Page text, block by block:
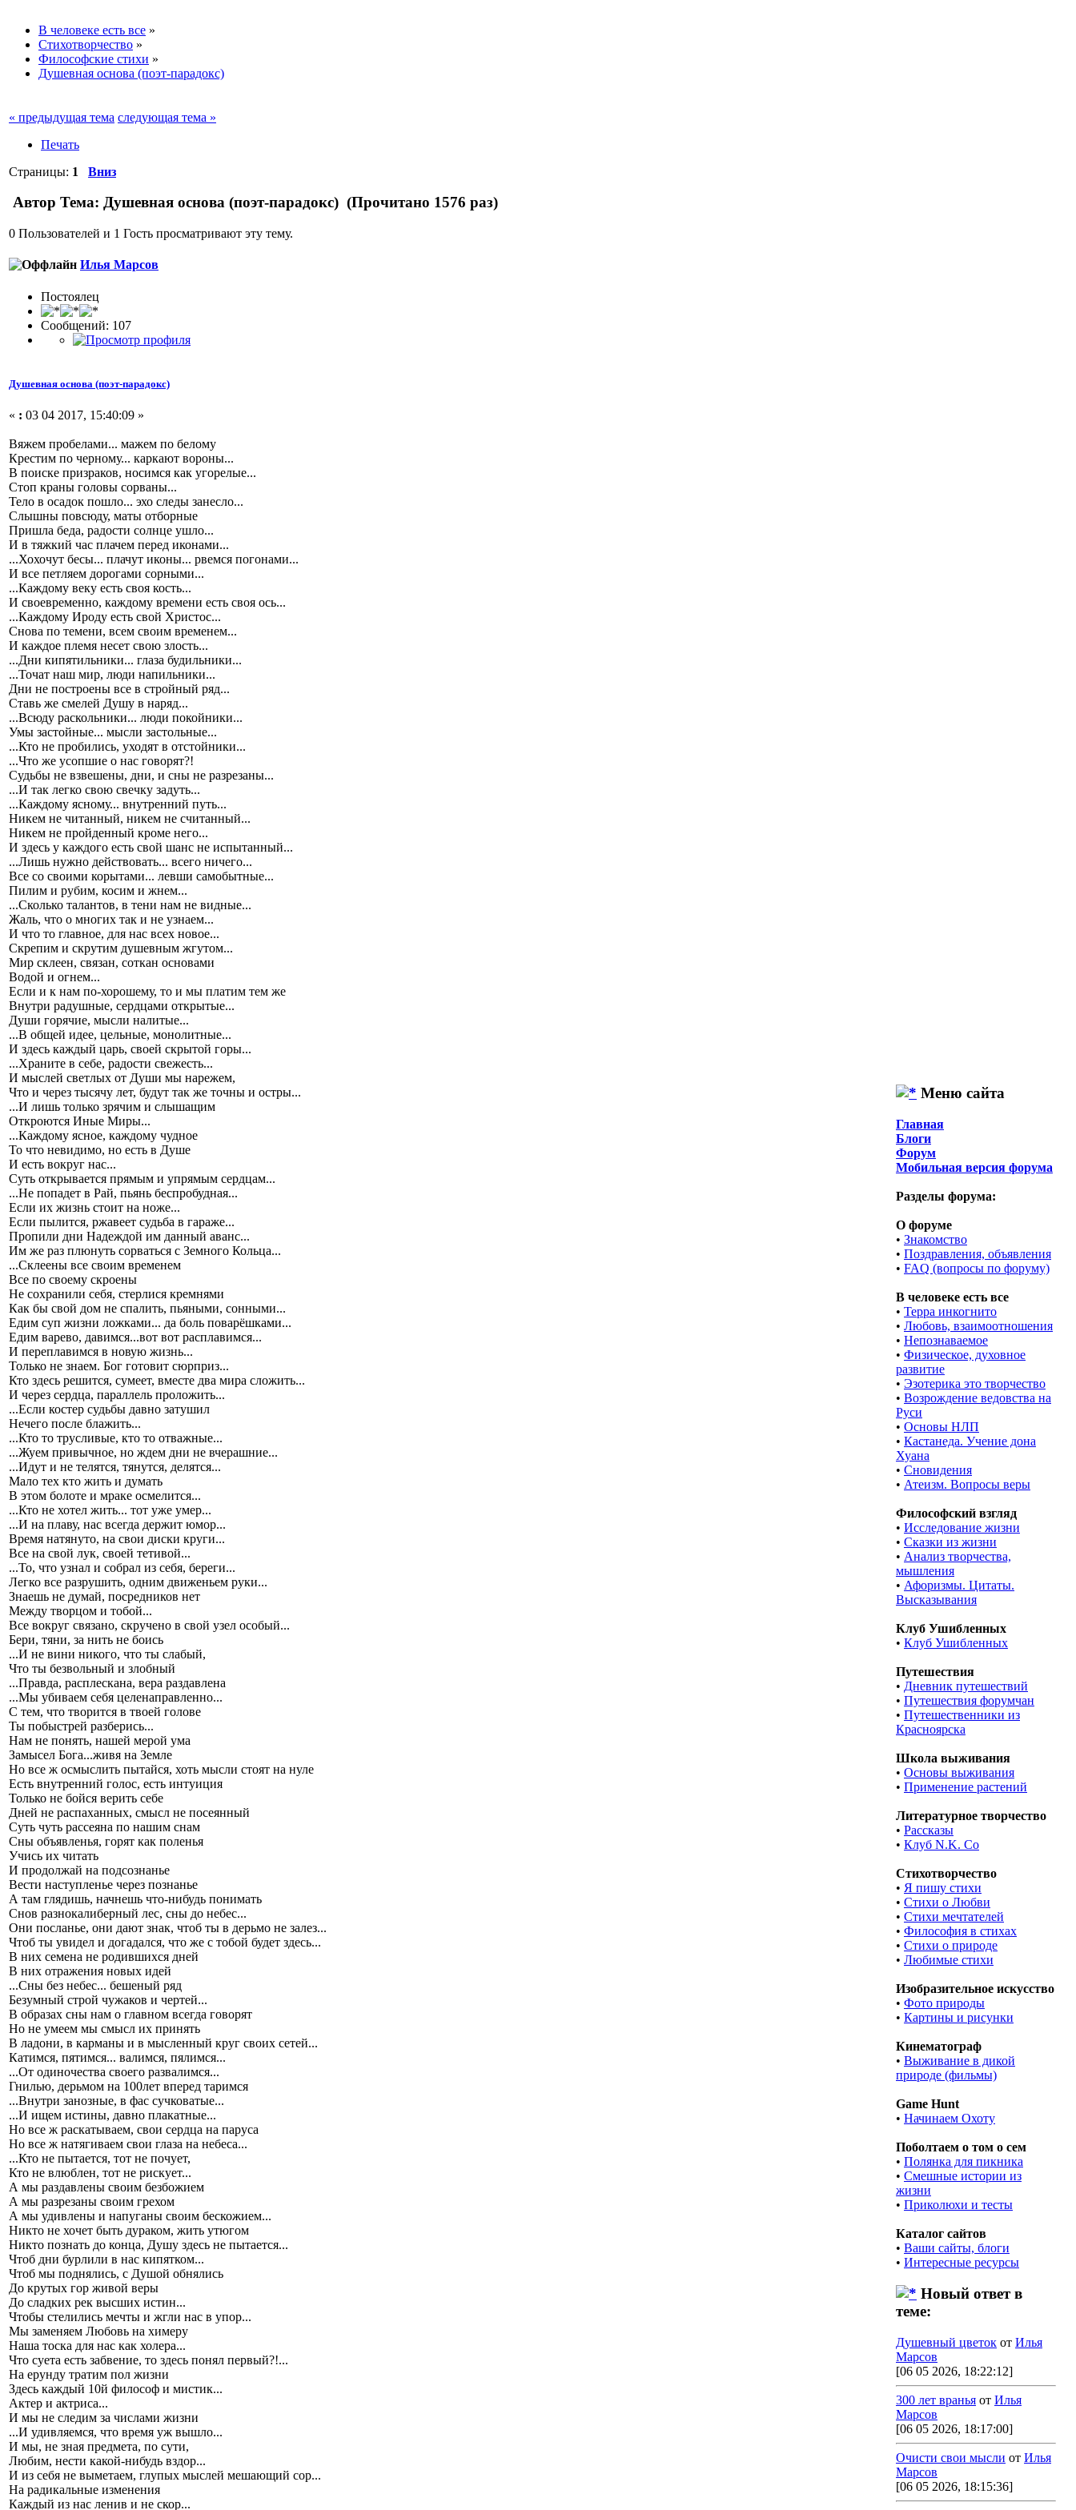
В человеке есть все »
Стихотворчество »
Философские стихи »
Душевная основа (поэт-парадокс)
« предыдущая тема следующая тема »
Печать
Страницы: 1 Вниз
Автор Тема: Душевная основа (поэт-парадокс) (Прочитано 1576 раз)
0 Пользователей и 1 Гость просматривают эту тему.
Илья Марсов
Постоялец
Сообщений: 107
Душевная основа (поэт-парадокс)
« : 03 04 2017, 15:40:09 »
Вяжем пробелами... мажем по белому
Крестим по черному... каркают вороны...
В поиске призраков, носимся как угорелые...
Стоп краны головы сорваны...
Тело в осадок пошло... эхо следы занесло...
Слышны повсюду, маты отборные
Пришла беда, радости солнце ушло...
И в тяжкий час плачем перед иконами...
...Хохочут бесы... плачут иконы... рвемся погонами...
И все петляем дорогами сорными...
...Каждому веку есть своя кость...
И своевременно, каждому времени есть своя ось...
...Каждому Ироду есть свой Христос...
Снова по темени, всем своим временем...
И каждое племя несет свою злость...
...Дни кипятильники... глаза будильники...
...Точат наш мир, люди напильники...
Дни не построены все в стройный ряд...
Ставь же смелей Душу в наряд...
...Всюду раскольники... люди покойники...
Умы застойные... мысли застольные...
...Кто не пробились, уходят в отстойники...
...Что же усопшие о нас говорят?!
Судьбы не взвешены, дни, и сны не разрезаны...
...И так легко свою свечку задуть...
...Каждому ясному... внутренний путь...
Никем не читанный, никем не считанный...
Никем не пройденный кроме него...
И здесь у каждого есть свой шанс не испытанный...
...Лишь нужно действовать... всего ничего...
Все со своими корытами... левши самобытные...
Пилим и рубим, косим и жнем...
...Сколько талантов, в тени нам не видные...
Жаль, что о многих так и не узнаем...
И что то главное, для нас всех новое...
Скрепим и скрутим душевным жгутом...
Мир склеен, связан, соткан основами
Водой и огнем...
Если и к нам по-хорошему, то и мы платим тем же
Внутри радушные, сердцами открытые...
Души горячие, мысли налитые...
...В общей идее, цельные, монолитные...
И здесь каждый царь, своей скрытой горы...
...Храните в себе, радости свежесть...
И мыслей светлых от Души мы нарежем,
Что и через тысячу лет, будут так же точны и остры...
...И лишь только зрячим и слышащим
Откроются Иные Миры...
...Каждому ясное, каждому чудное
То что невидимо, но есть в Душе
И есть вокруг нас...
Суть открывается прямым и упрямым сердцам...
...Не попадет в Рай, пьянь беспробудная...
Если их жизнь стоит на ноже...
Если пылится, ржавеет судьба в гараже...
Пропили дни Надеждой им данный аванс...
Им же раз плюнуть сорваться с Земного Кольца...
...Склеены все своим временем
Все по своему скроены
Не сохранили себя, стерлися кремнями
Как бы свой дом не спалить, пьяными, сонными...
Едим суп жизни ложками... да боль поварёшками...
Едим варево, давимся...вот вот расплавимся...
И переплавимся в новую жизнь...
Только не знаем. Бог готовит сюрприз...
Кто здесь решится, сумеет, вместе два мира сложить...
И через сердца, параллель проложить...
...Если костер судьбы давно затушил
Нечего после блажить...
...Кто то трусливые, кто то отважные...
...Жуем привычное, но ждем дни не вчерашние...
...Идут и не телятся, тянутся, делятся...
Мало тех кто жить и думать
В этом болоте и мраке осмелится...
...Кто не хотел жить... тот уже умер...
...И на плаву, нас всегда держит юмор...
Время натянуто, на свои диски круги...
Все на свой лук, своей тетивой...
...То, что узнал и собрал из себя, береги...
Легко все разрушить, одним движеньем руки...
Знаешь не думай, посредников нет
Между творцом и тобой...
Все вокруг связано, скручено в свой узел особый...
Бери, тяни, за нить не боись
...И не вини никого, что ты слабый,
Что ты безвольный и злобный
...Правда, расплескана, вера раздавлена
...Мы убиваем себя целенаправленно...
С тем, что творится в твоей голове
Ты побыстрей разберись...
Нам не понять, нашей мерой ума
Замысел Бога...живя на Земле
Но все ж осмыслить пытайся, хоть мысли стоят на нуле
Есть внутренний голос, есть интуиция
Только не бойся верить себе
Дней не распаханных, смысл не посеянный
Суть чуть рассеяна по нашим снам
Сны объявленья, горят как поленья
Учись их читать
И продолжай на подсознанье
Вести наступленье через познанье
А там глядишь, начнешь что-нибудь понимать
Снов разнокалиберный лес, сны до небес...
Они посланье, они дают знак, чтоб ты в дерьмо не залез...
Чтоб ты увидел и догадался, что же с тобой будет здесь...
В них семена не родившихся дней
В них отражения новых идей
...Сны без небес... бешеный ряд
Безумный строй чужаков и чертей...
В образах сны нам о главном всегда говорят
Но не умеем мы смысл их принять
В ладони, в карманы и в мысленный круг своих сетей...
Катимся, пятимся... валимся, пялимся...
...От одиночества своего развалимся...
Гнилью, дерьмом на 100лет вперед таримся
...Внутри занозные, в фас сучковатые...
...И ищем истины, давно плакатные...
Но все ж раскатываем, свои сердца на паруса
Но все ж натягиваем свои глаза на небеса...
...Кто не пытается, тот не почует,
Кто не влюблен, тот не рискует...
А мы раздавлены своим безбожием
А мы разрезаны своим грехом
А мы удивлены и напуганы своим бескожием...
Никто не хочет быть дураком, жить утюгом
Никто познать до конца, Душу здесь не пытается...
Чтоб дни бурлили в нас кипятком...
Чтоб мы поднялись, с Душой обнялись
До крутых гор живой веры
До сладких рек высших истин...
Чтобы стелились мечты и жгли нас в упор...
Мы заменяем Любовь на химеру
Наша тоска для нас как холера...
Что суета есть забвение, то здесь понял первый?!...
На ерунду тратим пол жизни
Здесь каждый 10й философ и мистик...
Актер и актриса...
И мы не следим за числами жизни
...И удивляемся, что время уж вышло...
И мы, не зная предмета, по сути,
Любим, нести какой-нибудь вздор...
И из себя не выметаем, глупых мыслей мешающий сор...
На радикальные изменения
Каждый из нас ленив и не скор...
Меню сайта
Главная
Блоги
Форум
Мобильная версия форума
Разделы форума:
О форуме
• Знакомство
• Поздравления, объявления
• FAQ (вопросы по форуму)
В человеке есть все
• Терра инкогнито
• Любовь, взаимоотношения
• Непознаваемое
• Физическое, духовное
развитие
• Эзотерика это творчество
• Возрождение ведовства на
Руси
• Основы НЛП
• Кастанеда. Учение дона
Хуана
• Сновидения
• Атеизм. Вопросы веры
Философский взгляд
• Исследование жизни
• Сказки из жизни
• Анализ творчества,
мышления
• Афоризмы. Цитаты.
Высказывания
Клуб Ушибленных
• Клуб Ушибленных
Путешествия
• Дневник путешествий
• Путешествия форумчан
• Путешественники из
Красноярска
Школа выживания
• Основы выживания
• Применение растений
Литературное творчество
• Рассказы
• Клуб N.K. Co
Стихотворчество
• Я пишу стихи
• Стихи о Любви
• Стихи мечтателей
• Философия в стихах
• Стихи о природе
• Любимые стихи
Изобразительное искусство
• Фото природы
• Картины и рисунки
Кинематограф
• Выживание в дикой
природе (фильмы)
Game Hunt
• Начинаем Охоту
Поболтаем о том о сем
• Полянка для пикника
• Смешные истории из
жизни
• Приколюхи и тесты
Каталог сайтов
• Ваши сайты, блоги
• Интересные ресурсы
Новый ответ в
теме:
Душевный цветок от Илья
Марсов
[06 05 2026, 18:22:12]
300 лет вранья от Илья
Марсов
[06 05 2026, 18:17:00]
Очисти свои мысли от Илья
Марсов
[06 05 2026, 18:15:36]